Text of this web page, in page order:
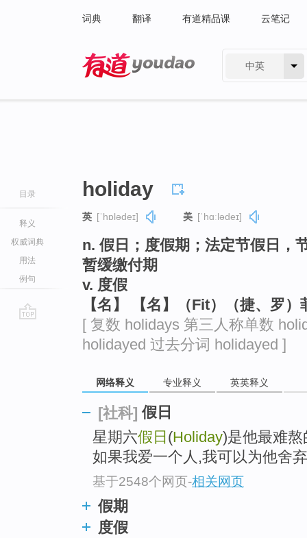
词典 翻译 有道精品课 云笔记
中英
目录
释义
权威词典
用法
例句
holiday
英 [ˈhɒlədeɪ] 美 [ˈhɑːlədeɪ]
n. 假日；度假期；法定节假日，
暂缓缴付期
v. 度假
【名】 【名】（Fit）（捷、罗
[ 复数 holidays 第三人称单数
holidayed 过去分词 holidayed ]
网络释义 专业释义 英英释义
[社科] 假日
星期六假日 (Holiday)是他最难
如果我爱一个人,我可以为他舍
基于2548个网页-相关网页
假期
度假